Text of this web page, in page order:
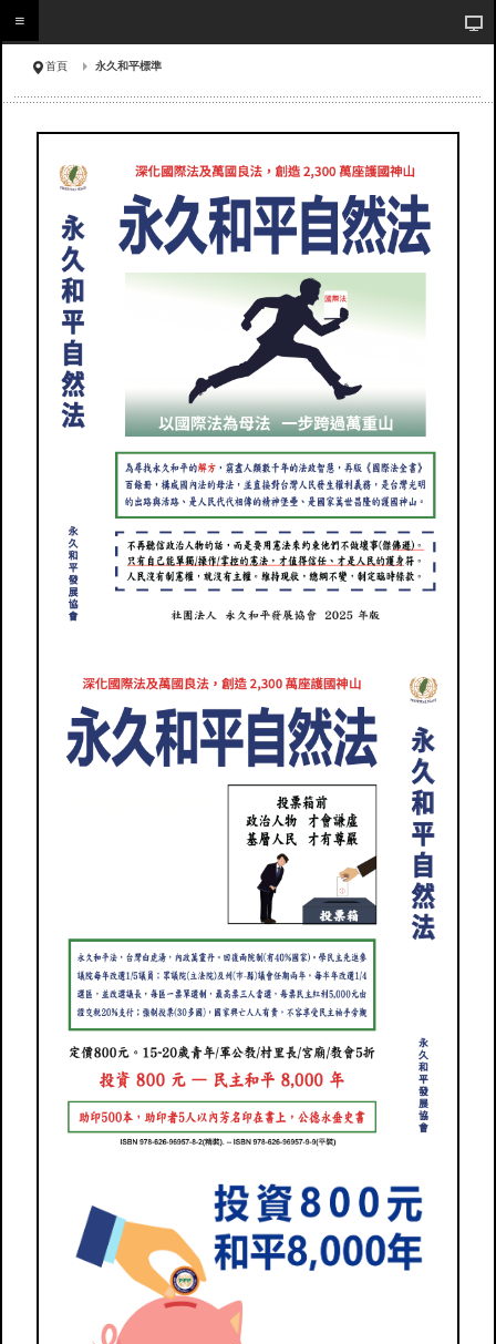
首頁 永久和平標準